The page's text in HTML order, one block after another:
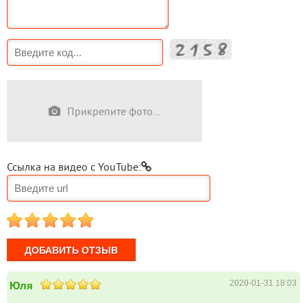
Прикрепите фото...
Ссылка на видео с YouTube:
1 2 3 4 5
Юля 2020-01-31 18:03